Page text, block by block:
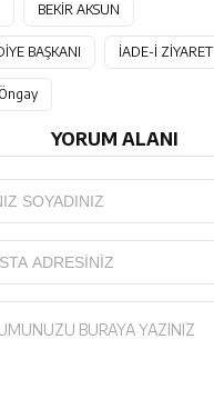
BEKİR AKSUN
BAŞKANI İADE-İ ZİYARET
YORUM ALANI